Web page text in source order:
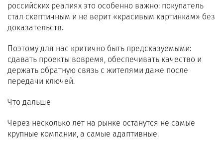
российских реалиях это особенно важно: покупатель
стал скептичным и не верит «красивым картинкам» без
доказательств.
Поэтому для нас критично быть предсказуемыми:
сдавать проекты вовремя, обеспечивать качество и
держать обратную связь с жителями даже после
передачи ключей.
Что дальше
Через несколько лет на рынке останутся не самые
крупные компании, а самые адаптивные.